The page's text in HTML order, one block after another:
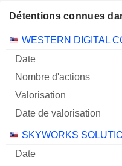
Détentions connues
Nombre
WESTERN DIGITAL
SKYWORKS